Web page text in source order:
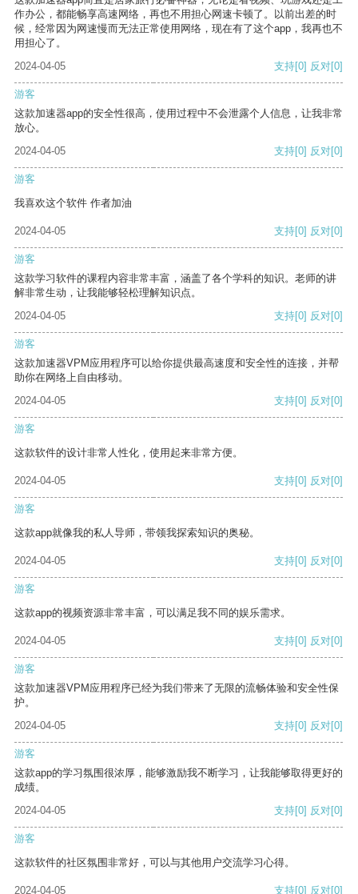
作办公，都能畅享高速网络，再也不用担心网速卡顿了。以前出差的时
候，经常因为网速慢而无法正常使用网络，现在有了这个app，我再也不
用担心了。
2024-04-05
支持[0] 反对[0]
游客
这款加速器app的安全性很高，使用过程中不会泄露个人信息，让我非常
放心。
2024-04-05
支持[0] 反对[0]
游客
我喜欢这个软件 作者加油
2024-04-05 支持[0] 反对[0]
游客
这款学习软件的课程内容非常丰富，涵盖了各个学科的知识。老师的讲
解非常生动，让我能够轻松理解知识点。
2024-04-05
支持[0] 反对[0]
游客
这款加速器VPM应用程序可以给你提供最高速度和安全性的连接，并帮
助你在网络上自由移动。
2024-04-05
支持[0] 反对[0]
游客
这款软件的设计非常人性化，使用起来非常方便。
2024-04-05 支持[0] 反对[0]
游客
这款app就像我的私人导师，带领我探索知识的奥秘。
2024-04-05 支持[0] 反对[0]
游客
这款app的视频资源非常丰富，可以满足我不同的娱乐需求。
2024-04-05 支持[0] 反对[0]
游客
这款加速器VPM应用程序已经为我们带来了无限的流畅体验和安全性保
护。
2024-04-05
支持[0] 反对[0]
游客
这款app的学习氛围很浓厚，能够激励我不断学习，让我能够取得更好的
成绩。
2024-04-05
支持[0] 反对[0]
游客
这款软件的社区氛围非常好，可以与其他用户交流学习心得。
2024-04-05 支持[0] 反对[0]